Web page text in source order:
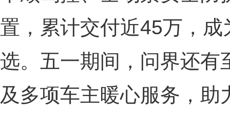
置，累计交付近45万，
选。五一期间，问界还有
及多项车主暖心服务，